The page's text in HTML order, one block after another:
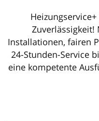
Zuverlässigkeit!
Installationen, fairen
24-Stunden-Service
eine kompetente